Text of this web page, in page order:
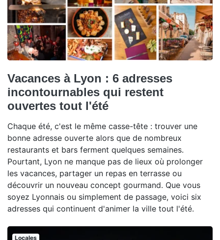
Vacances à Lyon : 6 adresses
incontournables qui restent
ouvertes tout l'été
Chaque été, c'est le même casse-tête : trouver une
bonne adresse ouverte alors que de nombreux
restaurants et bars ferment quelques semaines.
Pourtant, Lyon ne manque pas de lieux où prolonger
les vacances, partager un repas en terrasse ou
découvrir un nouveau concept gourmand. Que vous
soyez Lyonnais ou simplement de passage, voici six
adresses qui continuent d'animer la ville tout l'été.
Locales